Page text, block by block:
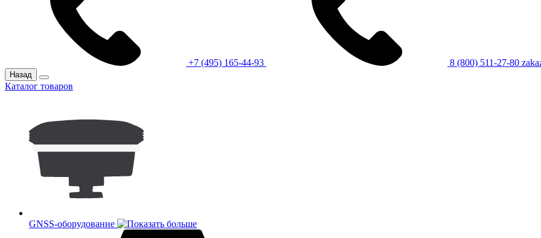
+7 (495) 165-44-93 8 (800) 511-27-80
Назад
Каталог товаров
GNSS-оборудование